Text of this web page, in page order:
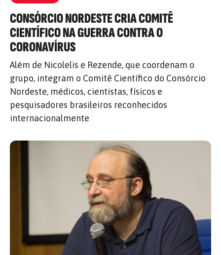
CONSÓRCIO NORDESTE CRIA COMITÊ
CIENTÍFICO NA GUERRA CONTRA O
CORONAVÍRUS
Além de Nicolelis e Rezende, que coordenam o
grupo, integram o Comitê Científico do Consórcio
Nordeste, médicos, cientistas, físicos e
pesquisadores brasileiros reconhecidos
internacionalmente